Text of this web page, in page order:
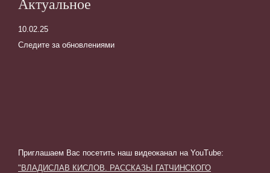
Актуальное
10.02.25
Следите за обновлениями
Приглашаем Вас посетить наш видеоканал на YouTube:
"ВЛАДИСЛАВ КИСЛОВ. РАССКАЗЫ ГАТЧИНСКОГО